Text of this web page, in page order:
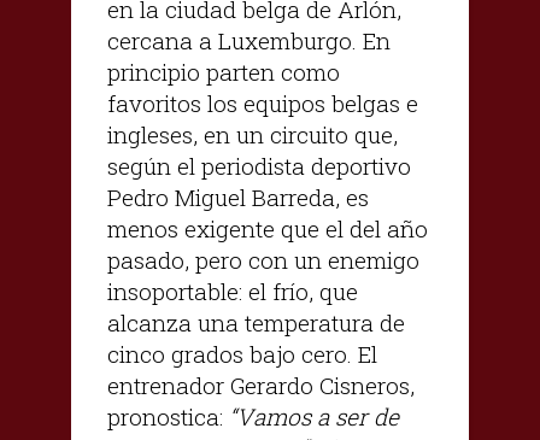
en la ciudad belga de Arlón,
cercana a Luxemburgo. En
principio parten como
favoritos los equipos belgas e
ingleses, en un circuito que,
según el periodista deportivo
Pedro Miguel Barreda, es
menos exigente que el del año
pasado, pero con un enemigo
insoportable: el frío, que
alcanza una temperatura de
cinco grados bajo cero. El
entrenador Gerardo Cisneros,
pronostica: “Vamos a ser de